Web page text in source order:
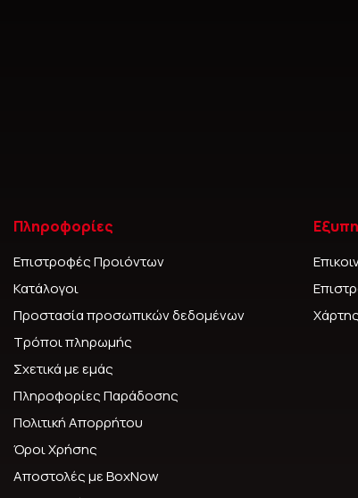
Πληροφορίες
Επιστροφές Προιόντων
Κατάλογοι
Προστασία προσωπικών δεδομένων
Τρόποι πληρωμής
Σχετικά με εμάς
Πληροφορίες Παράδοσης
Πολιτική Απορρήτου
Όροι Χρήσης
Αποστολές με BoxNow